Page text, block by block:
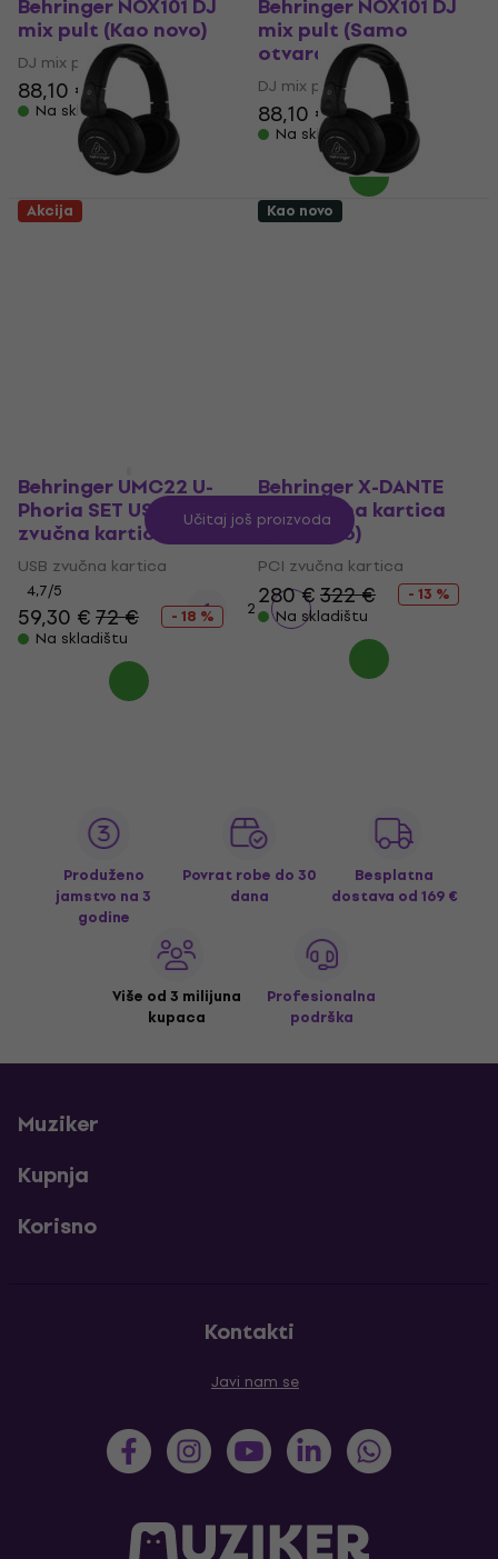
Behringer NOX101 DJ
mix pult (Kao novo)
DJ mix pult
88,10 €
Na skladištu
Behringer NOX101 DJ
mix pult (Samo
otvarano)
DJ mix pult
88,10 €
Na skladištu
Akcija
Behringer UMC22 U-
Phoria SET USB
zvučna kartica
USB zvučna kartica
4,7/5
59,30 €72 €
- 18 %
Na skladištu
Kao novo
Behringer X-DANTE
PCI zvučna kartica
(Kao novo)
PCI zvučna kartica
280 €322 €
- 13 %
Na skladištu
Učitaj još proizvoda
1 2
Produženo
jamstvo na 3
godine
Povrat robe do 30
dana
Besplatna
dostava od 169 €
Više od 3 milijuna
kupaca
Profesionalna
podrška
Muziker
Kupnja
Korisno
Kontakti
Javi nam se